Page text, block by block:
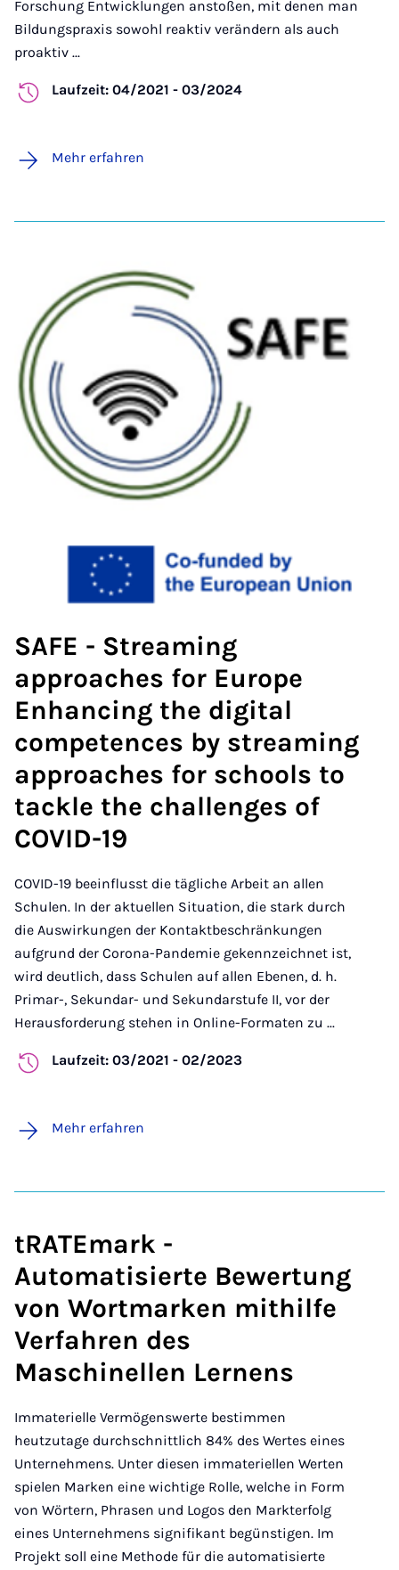
Forschung Entwicklungen anstoßen, mit denen man
Bildungspraxis sowohl reaktiv verändern als auch
proaktiv ...
Laufzeit: 04/2021 - 03/2024
Mehr erfahren
SAFE - Streaming
approaches for Europe
Enhancing the digital
competences by streaming
approaches for schools to
tackle the challenges of
COVID-19
COVID-19 beeinflusst die tägliche Arbeit an allen
Schulen. In der aktuellen Situation, die stark durch
die Auswirkungen der Kontaktbeschränkungen
aufgrund der Corona-Pandemie gekennzeichnet ist,
wird deutlich, dass Schulen auf allen Ebenen, d. h.
Primar-, Sekundar- und Sekundarstufe II, vor der
Herausforderung stehen in Online-Formaten zu ...
Laufzeit: 03/2021 - 02/2023
Mehr erfahren
tRATEmark -
Automatisierte Bewertung
von Wortmarken mithilfe
Verfahren des
Maschinellen Lernens
Immaterielle Vermögenswerte bestimmen
heutzutage durchschnittlich 84% des Wertes eines
Unternehmens. Unter diesen immateriellen Wer​ten
spielen Marken eine wichtige Rolle, welche in Form
von Wörtern, Phrasen und Logos den Markterfolg
eines Unternehmens signifikant begünstigen. Im
Projekt soll eine Methode für die automatisierte